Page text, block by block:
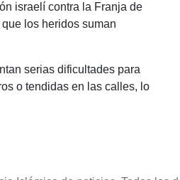
israelí contra la Franja de
los heridos suman
serias dificultades para
o tendidas en las calles, lo